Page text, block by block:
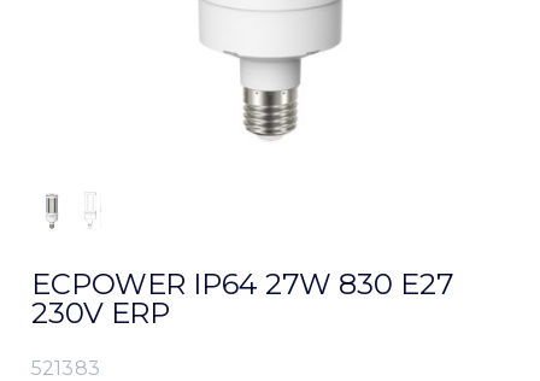
ECPOWER IP64 27W 830 E27
230V ERP
521383